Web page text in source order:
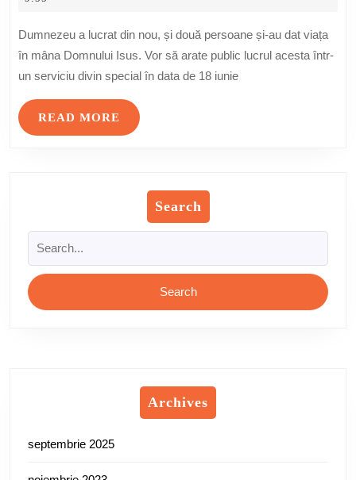
Biserica
„Emanuel”
Torino
Dumnezeu a lucrat din nou, și două persoane și-au dat viața
în mâna Domnului Isus. Vor să arate public lucrul acesta într-
un serviciu divin special în data de 18 iunie
READ MORE READ
MORE
Search
for:
Archives
septembrie 2025